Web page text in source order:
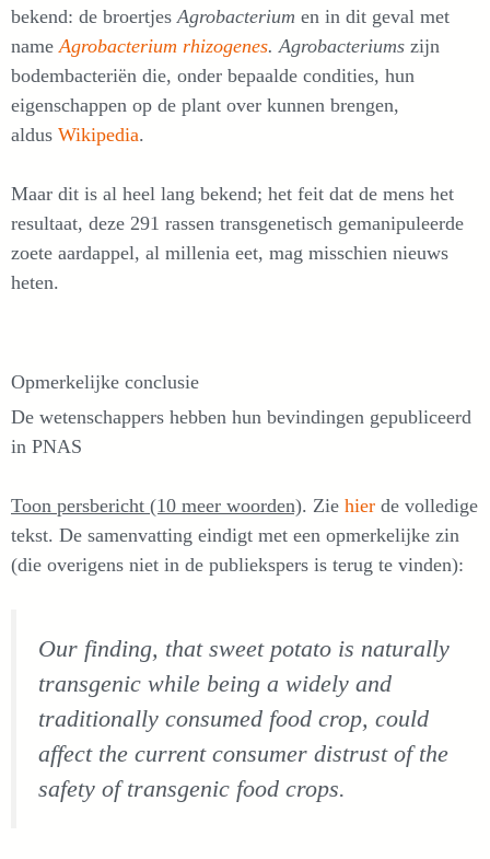
bekend: de broertjesAgrobacterium en in dit geval met
name Agrobacterium rhizogenes.Agrobacteriums zijn
bodembacteriën die, onder bepaalde condities, hun
eigenschappen op de plant over kunnen brengen,
aldus Wikipedia.
Maar dit is al heel lang bekend; het feit dat de mens het
resultaat, deze 291 rassen transgenetisch gemanipuleerde
zoete aardappel, al millenia eet, mag misschien nieuws
heten.
Opmerkelijke conclusie
De wetenschappers hebben hun bevindingen gepubliceerd
in PNAS
Toon persbericht (10 meer woorden). Zie hier de volledige
tekst. De samenvatting eindigt met een opmerkelijke zin
(die overigens niet in de publiekspers is terug te vinden):
Our finding, that sweet potato is naturally
transgenic while being a widely and
traditionally consumed food crop, could
affect the current consumer distrust of the
safety of transgenic food crops.